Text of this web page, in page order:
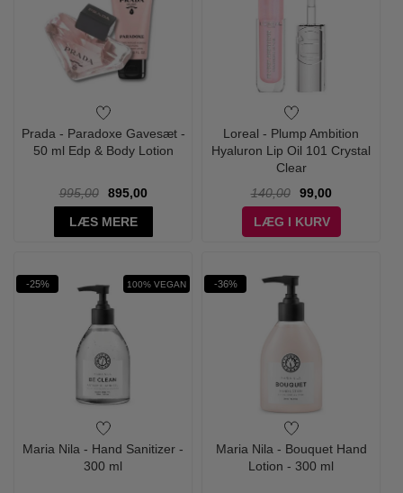
Prada - Paradoxe Gavesæt -
50 ml Edp & Body Lotion
995,00
895,00
LÆS MERE
Loreal - Plump Ambition
Hyaluron Lip Oil 101 Crystal
Clear
140,00
99,00
LÆG I KURV
-25% 100% VEGAN
Maria Nila - Hand Sanitizer -
300 ml
-36%
Maria Nila - Bouquet Hand
Lotion - 300 ml